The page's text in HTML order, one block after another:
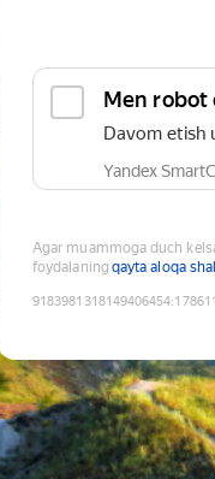
Men robot
Davom etish
Yandex
Agar muammoga duch
foydalaning qayta aloqa
9183981318149406454: